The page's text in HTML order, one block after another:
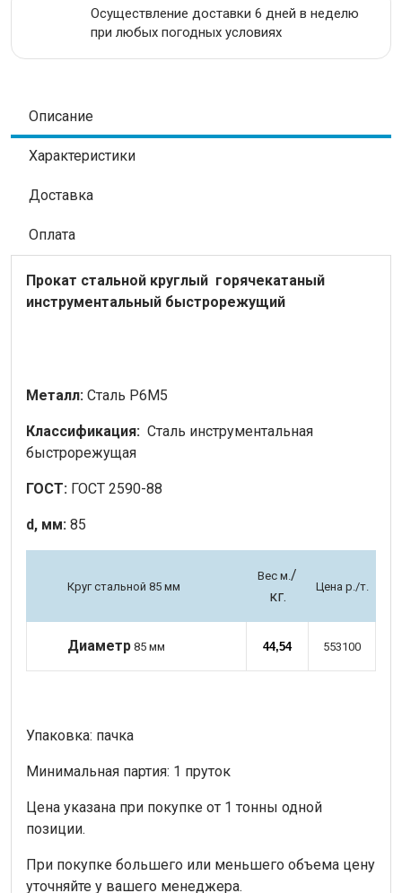
Осуществление доставки 6 дней в неделю
при любых погодных условиях
Описание
Характеристики
Доставка
Оплата
Прокат стальной круглый горячекатаный
инструментальный быстрорежущий
Металл: Сталь Р6М5
Классификация: Сталь инструментальная
быстрорежущая
ГОСТ: ГОСТ 2590-88
d, мм: 85
Круг стальной 85 мм
Вес м./
кг.
Цена р./т.
Диаметр 85 мм 44,54 553100
Упаковка: пачка
Минимальная партия: 1 пруток
Цена указана при покупке от 1 тонны одной
позиции.
При покупке большего или меньшего объема цену
уточняйте у вашего менеджера.